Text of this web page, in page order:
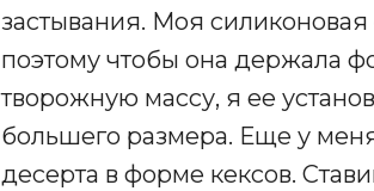
застывания. Моя
поэтому чтобы она держала
творожную массу, я ее
большего размера. Еще у
десерта в форме кексов.